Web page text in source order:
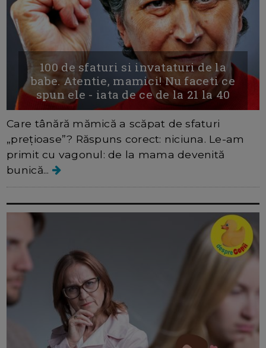
100 de sfaturi si invataturi de la
babe. Atentie, mamici! Nu faceti ce
spun ele - iata de ce de la 21 la 40
Care tânără mămică a scăpat de sfaturi
„prețioase”? Răspuns corect: niciuna. Le-am
primit cu vagonul: de la mama devenită
bunică...